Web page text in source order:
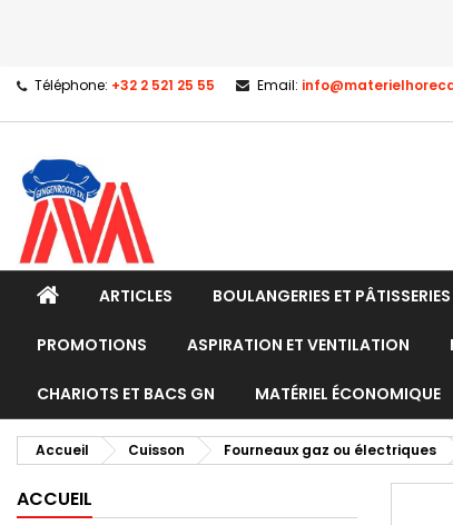
Téléphone: +32 2 521 25 55 Email:
ARTICLES BOULANGERIES ET PÂTISSERIES
PROMOTIONS ASPIRATION ET VENTILATION
CHARIOTS ET BACS GN MATÉRIEL ÉCONOMIQUE
Accueil Cuisson Fourneaux gaz ou électriques
ACCUEIL